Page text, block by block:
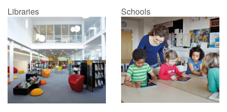
Libraries Schools